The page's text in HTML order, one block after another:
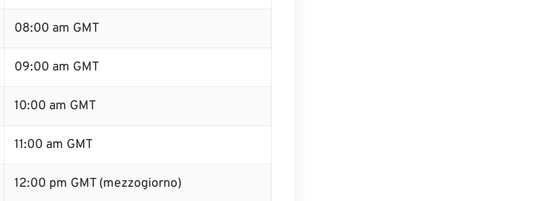
08:00 am GMT
09:00 am GMT
10:00 am GMT
11:00 am GMT
12:00 pm GMT (mezzogiorno)